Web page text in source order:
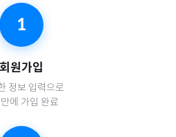
1
회원가입
정보 입력으로
에 가입 완료